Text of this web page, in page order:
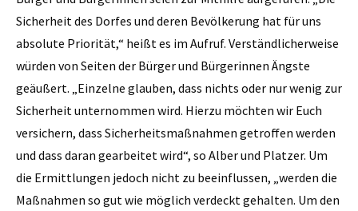
Sicherheit des Dorfes und deren Bevölkerung hat für uns
absolute Priorität,“ heißt es im Aufruf. Verständlicherweise
würden von Seiten der Bürger und Bürgerinnen Ängste
geäußert. „Einzelne glauben, dass nichts oder nur wenig zur
Sicherheit unternommen wird. Hierzu möchten wir Euch
versichern, dass Sicherheitsmaßnahmen getroffen werden
und dass daran gearbeitet wird“, so Alber und Platzer. Um
die Ermittlungen jedoch nicht zu beeinflussen, „werden die
Maßnahmen so gut wie möglich verdeckt gehalten. Um den